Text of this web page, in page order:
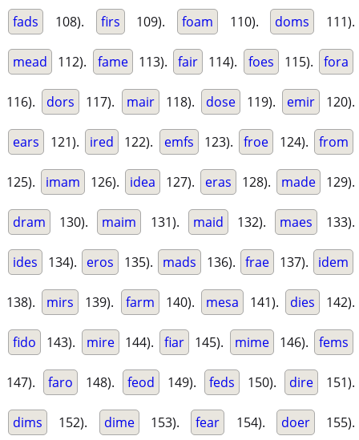
fads 108). firs 109). foam 110). doms 111).
mead 112). fame 113). fair 114). foes 115). fora
116). dors 117). mair 118). dose 119). emir 120).
ears 121). ired 122). emfs 123). froe 124). from
125). imam 126). idea 127). eras 128). made 129).
dram 130). maim 131). maid 132). maes 133).
ides 134). eros 135). mads 136). frae 137). idem
138). mirs 139). farm 140). mesa 141). dies 142).
fido 143). mire 144). fiar 145). mime 146). fems
147). faro 148). feod 149). feds 150). dire 151).
dims 152). dime 153). fear 154). doer 155).